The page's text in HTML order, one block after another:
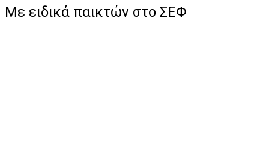
Με ειδικά παικτών στο ΣΕΦ